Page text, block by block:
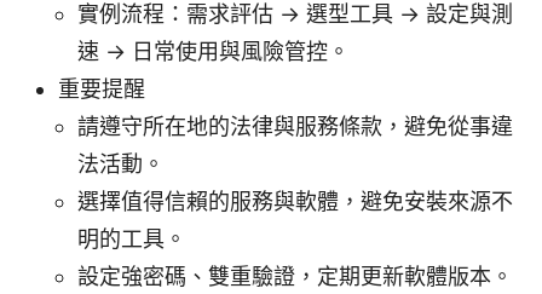
實例流程：需求評估 → 選型工具 → 設定與測
速 → 日常使用與風險管控。
重要提醒
請遵守所在地的法律與服務條款，避免從事違
法活動。
選擇值得信賴的服務與軟體，避免安裝來源不
明的工具。
設定強密碼、雙重驗證，定期更新軟體版本。